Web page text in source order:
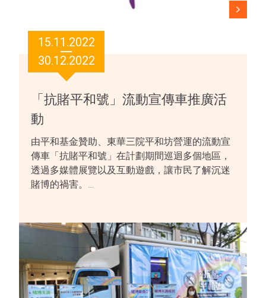
15.11.2022
30.12.2022
「抗賭平和號」流動宣傳車推廣活
動
由平和基金贊助、東華三院平和坊營運的流動宣
傳車「抗賭平和號」在計劃期間巡迴多個地區，
透過多媒體展覽以及互動遊戲，讓市民了解沉迷
賭博的禍害。…